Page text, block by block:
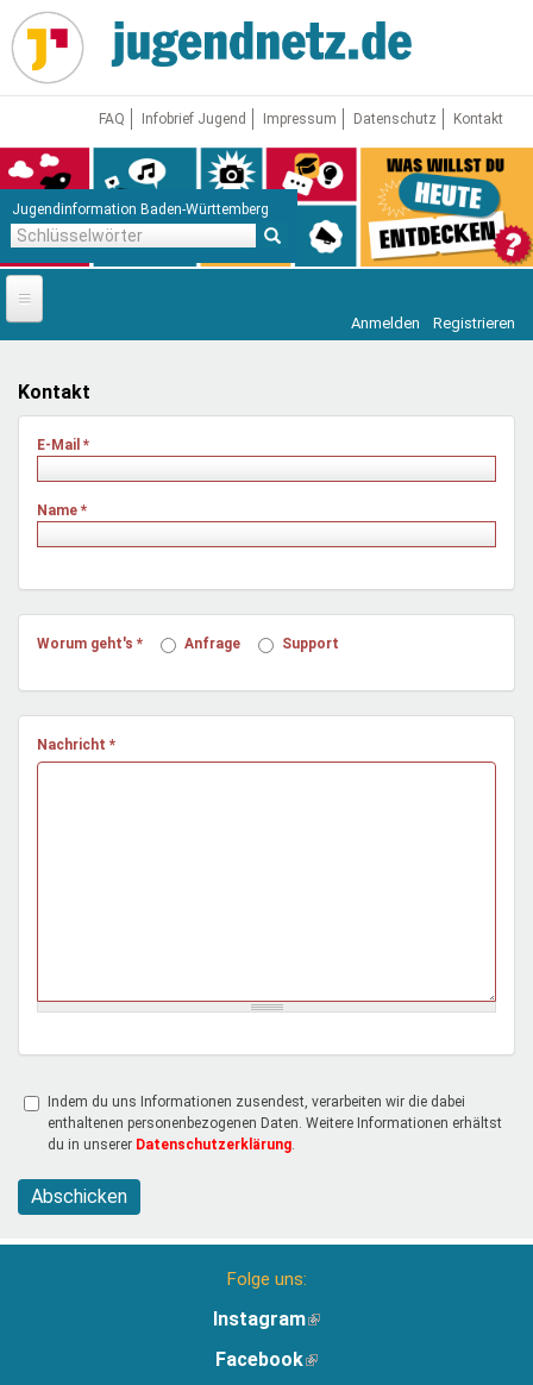
Direkt
zum
Inhalt
FAQ Infobrief Jugend Impressum Datenschutz Kontakt
Jugendinformation Baden-Württemberg
Startseite
News
Jugendnetz
Freizeit & Reisen
Mentoren & Projekte
Demokratie & Beteiligung
Vor Ort
Anmelden Registrieren
Kontakt
E-Mail *
Name *
Worum geht's * Anfrage Support
Nachricht *
Indem du uns Informationen zusendest, verarbeiten wir die dabei
enthaltenen personenbezogenen Daten. Weitere Informationen erhältst
du in unserer Datenschutzerklärung
Abschicken
Folge uns:
Instagram(Link
extern)
Facebook(Link